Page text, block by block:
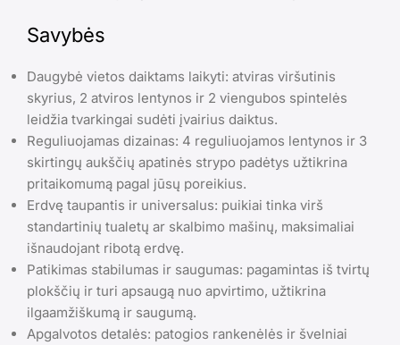
Savybės
Daugybė vietos daiktams laikyti: atviras viršutinis
skyrius, 2 atviros lentynos ir 2 viengubos spintelės
leidžia tvarkingai sudėti įvairius daiktus.
Reguliuojamas dizainas: 4 reguliuojamos lentynos ir 3
skirtingų aukščių apatinės strypo padėtys užtikrina
pritaikomumą pagal jūsų poreikius.
Erdvę taupantis ir universalus: puikiai tinka virš
standartinių tualetų ar skalbimo mašinų, maksimaliai
išnaudojant ribotą erdvę.
Patikimas stabilumas ir saugumas: pagamintas iš tvirtų
plokščių ir turi apsaugą nuo apvirtimo, užtikrina
ilgaamžiškumą ir saugumą.
Apgalvotos detalės: patogios rankenėlės ir švelniai